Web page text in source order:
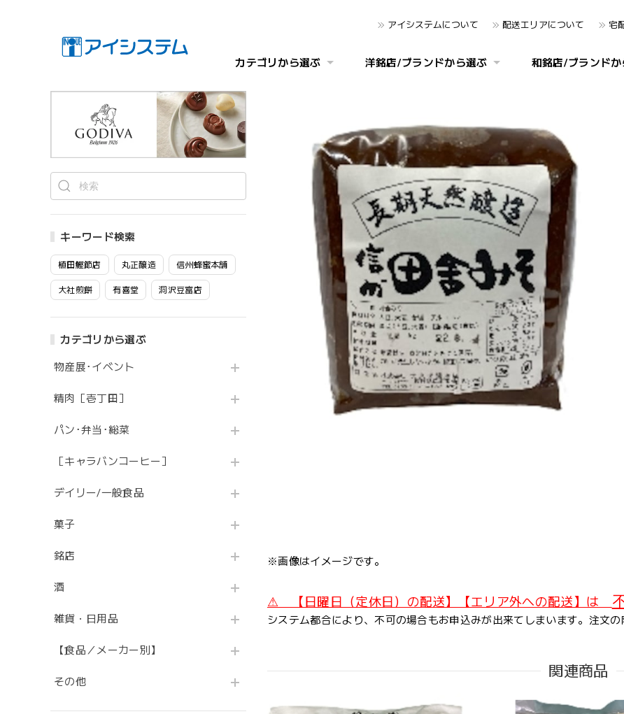
アイシステムについて 配送エリアについて 宅
カテゴリから選ぶ 洋銘店/ブランドから選ぶ 和銘店/ブランドか
キーワード検索
植田鰹節店 丸正醸造 信州蜂蜜本舗
大社煎餅 有喜堂 洞沢豆富店
カテゴリから選ぶ
物産展･イベント
精肉［壱丁田］
パン･弁当･総菜
［キャラバンコーヒー］
デイリー/一般食品
菓子
銘店
酒
雑貨・日用品
【食品／メーカー別】
その他
※画像はイメージです。
⚠ 【日曜日（定休日）の配送】【エリア外への配送】は
システム都合により、不可の場合もお申込みが出来てしまいます。注文の
関連商品